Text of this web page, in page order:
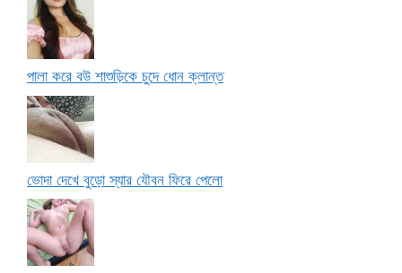
পালা করে বউ শাশুড়িকে চুদে ধোন ক্লান্ত
ভোদা দেখে বুড়ো স্যার যৌবন ফিরে পেলো